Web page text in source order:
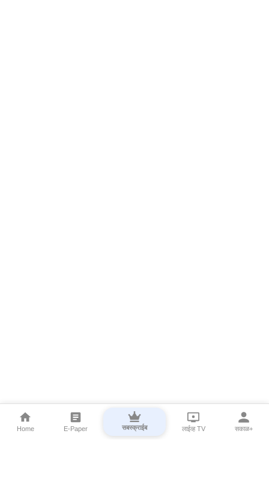
Home E-Paper सबस्क्राईब लाईव्ह TV सकाळ+